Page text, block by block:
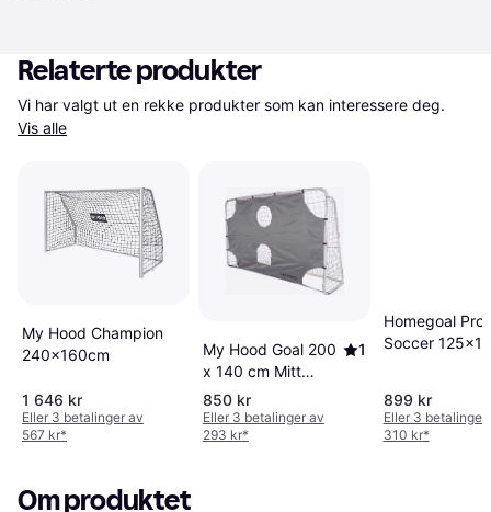
Relaterte produkter
Vis alle
My Hood Champion
240x160cm
1 646 kr
Eller 3 betalinger av
567 kr*
My Hood Goal 200
x 140 cm Mitt
Hettemål
1
850 kr
Eller 3 betalinger av
293 kr*
Homegoal Pro
Soccer
899 kr
Eller 3 betalinger
310 kr*
Om produktet